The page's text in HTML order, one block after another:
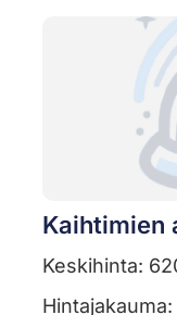
Kaihtimien
Keskihinta: